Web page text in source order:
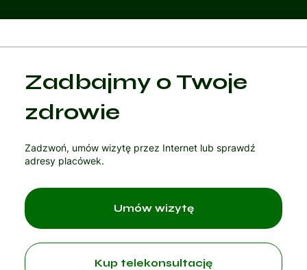
Zadbajmy o Twoje
zdrowie
Zadzwoń, umów wizytę przez Internet lub sprawdź
adresy placówek.
Kup telekonsultację
Umów wizytę